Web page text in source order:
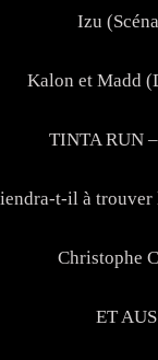
Izu
Kalon et Madd
TINTA RUN
t-il à trouver
Christophe
ET